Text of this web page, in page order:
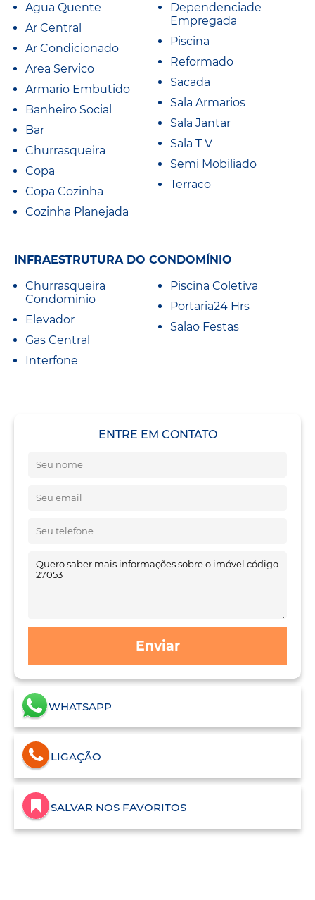
Agua Quente
Ar Central
Ar Condicionado
Area Servico
Armario Embutido
Banheiro Social
Bar
Churrasqueira
Copa
Copa Cozinha
Cozinha Planejada
Dependenciade
Empregada
Piscina
Reformado
Sacada
Sala Armarios
Sala Jantar
Sala T V
Semi Mobiliado
Terraco
INFRAESTRUTURA DO CONDOMÍNIO
Churrasqueira
Condominio
Elevador
Gas Central
Interfone
Piscina Coletiva
Portaria24 Hrs
Salao Festas
ENTRE EM CONTATO
Enviar
WHATSAPP
LIGAÇÃO
SALVAR NOS FAVORITOS